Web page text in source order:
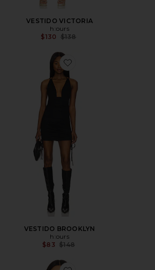
VESTIDO VICTORIA
h:ours
$130 Previous price:
$138
Favorite VESTIDO BROOKLYN
VESTIDO BROOKLYN
h:ours
$83 Previous price:
$148